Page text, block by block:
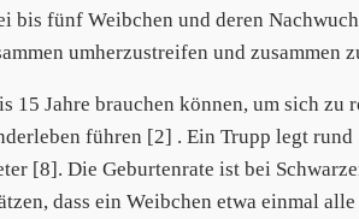
bis fünf Weibchen und deren
umherzustreifen und zusammen
Jahre brauchen können, um sich zu
führen [2] . Ein Trupp legt
[8]. Die Geburtenrate ist bei
dass ein Weibchen etwa einmal